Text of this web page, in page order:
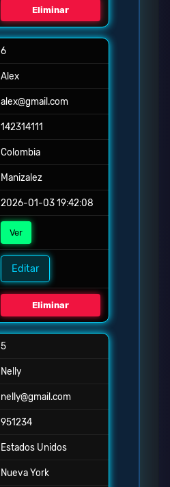
Eliminar
6
Alex
alex@gmail.com
142314111
Colombia
Manizalez
2026-01-03 19:42:08
Ver
Editar
Eliminar
5
Nelly
nelly@gmail.com
951234
Estados Unidos
Nueva York